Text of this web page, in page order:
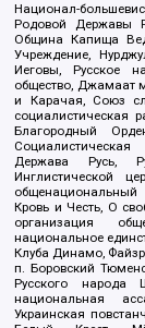
Национал-
Родовой Державы
Община Капища
Учреждение,
Иеговы, Русское
общество, Джамаат
и Карачая, Союз
социалистическая
Благородный
Держава Русь,
Инглистической
Кровь и Честь, О
организация
национальное
Клуба Динамо,
п. Боровский
Русского народа
национальная
Украинская